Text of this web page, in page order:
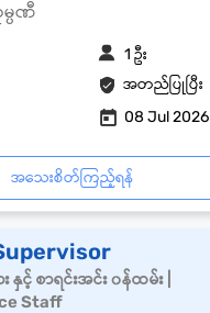
ပဏီ
အတည်ပြုပြီး
1 ဦး
08 Jul 2026
အသေးစိတ်ကြည့်ရန်
နှင့် စာရင်းအင်း ၀န်ထမ်း |
Staff